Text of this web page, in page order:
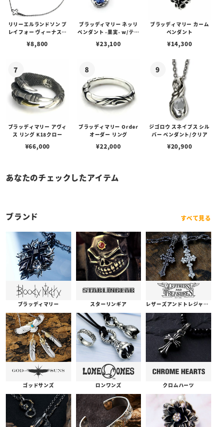
リリーエルランドソン プ
レイフォー ヴィーナスチ
¥8,800
ブラッディマリー ネッリ
ペンダント -果実- w/ティ
¥23,100
ブラッディマリー カーム
ペンダント
¥14,300
ブラッディマリー アヴィ
ス リング K18クロー
¥66,000
ブラッディマリー Order
オーダー リング
¥22,000
ジゴロウ スネイプス シル
バー ペンダント/クリア
¥20,900
あなたのチェックしたアイテム
ブランド すべて見る
ブラッディマリー スターリンギア レザーズアンドトレジャーズ
ゴッドサンズ ロンワンズ クロムハーツ